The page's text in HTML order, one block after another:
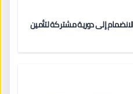
إلى دورية مشتركة لتأمين